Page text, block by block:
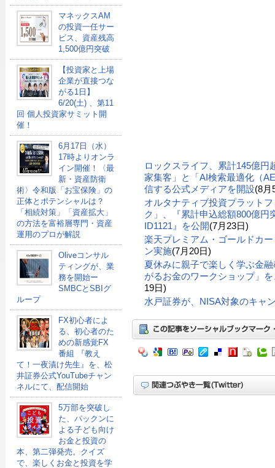
マネックスAM
の投資一任サー
ビス、資産残高
1,500億円突破
【投資家と上場
企業が直接つな
がる1日】
6/20(土) 、第11
回 個人投資家サミット開
催！
6月17日（水）
17時よりオンラ
イン開催！〈最
新・資産防衛
術〉令和版「お宝保険」の
正体とポテンシャルは？
「相続対策」「資産拡大」
の方法を富裕層専門・資産
運用のプロが解説
Oliveコンサル
ティングが、業
務を開始ー
SMBCとSBIグ
ループ
FX初心者によ
る、初心者のた
めの新感覚FX
番組 『教え
て！一夜漬け先生』を、松
井証券公式YouTubeチャン
ネルにて、配信開始
5万部を突破し
た、パックンに
よる子ども向け
お金と投資の
本、第二弾発売。クイズ
で、楽しくお金と投資を学
ロックスライフ、累計145億円
家集客」と「AI検索最適化（
信する公式メディアを開設(8月
オルタナティブ投資プラット
ク」、『累計申込総額800億円
ID1121』を公開(7月23日)
楽天プレミアム・ゴールドカ
ン実施(7月20日)
夏休みに親子で楽しく学ぶ金
がるお金のワークショップ」
19日)
水戸証券が、NISA対象のキャ